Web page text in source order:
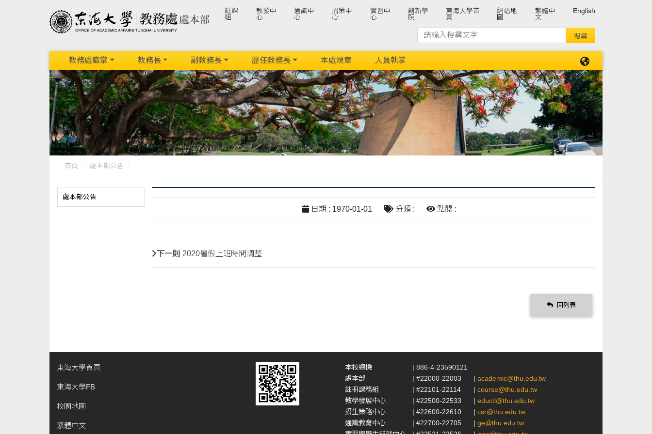
註課
組
教發中
心
通識中
心
招策中
心
實習中
心
創新學
院
東海大學首
頁
網站地
圖
繁體中
文
English
教務處職掌 教務長 副教務長 歷任教務長 本處規章 人員執掌
首頁 處本部公告
處本部公告
日期 : 1970-01-01 分類 : 點閱 :
下一則 2020暑假上班時間調整
回列表
東海大學首頁
東海大學FB
校園地圖
繁體中文
本校總機
| 886-4-23590121
處本部
| #22000-22003 | academic@thu.edu.tw
註冊課務組
| #22101-22114 | course@thu.edu.tw
教學發展中心
| #22500-22533 | eductl@thu.edu.tw
招生策略中心
| #22600-22610 | csr@thu.edu.tw
通識教育中心
| #22700-22705 | ge@thu.edu.tw